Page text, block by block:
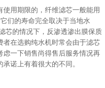
用期限的，纤维滤芯一般能用
们的寿命完全取决于当地水
芯的情况下，反渗透渗出膜保质
在选购纯水机时常会由于滤芯
一下销售尚得售后服务情况再
诺上有着很大的不同。